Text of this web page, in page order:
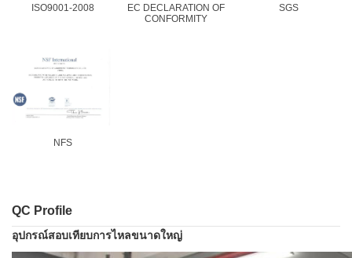
ISO9001-2008
EC DECLARATION OF
CONFORMITY
SGS
NFS
QC Profile
อุปกรณ์สอบเทียบการไหลขนาดใหญ่